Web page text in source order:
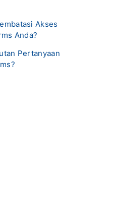
Akses
Anda?
Pertanyaan